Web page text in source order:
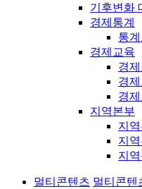
기후변화
경제통계
통
경제교육
경
경
경
지역본부
지
지
지
멀티콘텐츠 멀티콘텐